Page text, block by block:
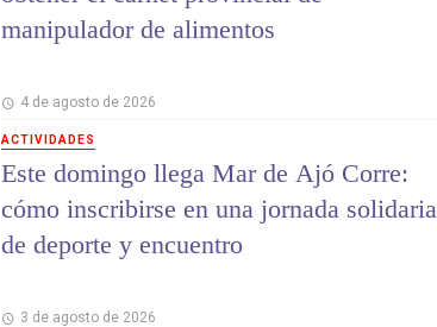
manipulador de alimentos
4 de agosto de 2026
ACTIVIDADES
Este domingo llega Mar de Ajó Corre:
cómo inscribirse en una jornada solidaria
de deporte y encuentro
3 de agosto de 2026